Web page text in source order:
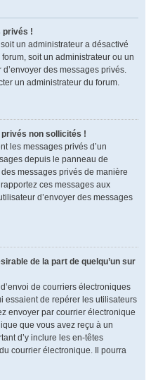
privés !
un administrateur a désactivé
soit un administrateur ou un
des messages privés.
un administrateur du forum.
non sollicités !
les messages privés d’un
depuis le panneau de
messages privés de manière
ces messages aux
d’envoyer des messages
de la part de quelqu’un sur
de courriers électroniques
essaient de repérer les utilisateurs
envoyer par courrier électronique
que vous avez reçu à un
d’y inclure les en-têtes
courrier électronique. Il pourra